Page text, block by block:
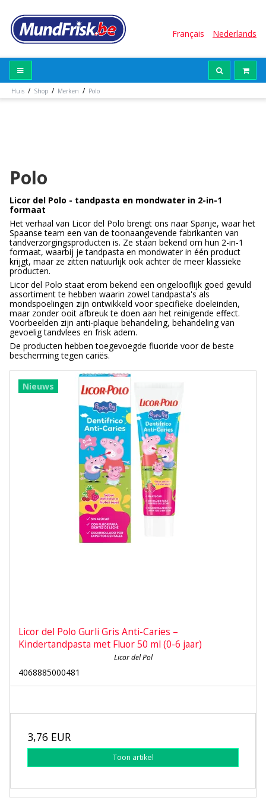
Français Nederlands
Huis / Shop / Merken / Polo
Polo
Licor del Polo - tandpasta en mondwater in 2-in-1
formaat
Het verhaal van Licor del Polo brengt ons naar Spanje, waar het
Spaanse team een van de toonaangevende fabrikanten van
tandverzorgingsproducten is. Ze staan bekend om hun 2-in-1
formaat, waarbij je tandpasta en mondwater in één product
krijgt, maar ze zitten natuurlijk ook achter de meer klassieke
producten.
Licor del Polo staat erom bekend een ongelooflijk goed gevuld
assortiment te hebben waarin zowel tandpasta's als
mondspoelingen zijn ontwikkeld voor specifieke doeleinden,
maar zonder ooit afbreuk te doen aan het reinigende effect.
Voorbeelden zijn anti-plaque behandeling, behandeling van
gevoelig tandvlees en frisk adem.
De producten hebben toegevoegde fluoride voor de beste
bescherming tegen cariës.
Nieuws
Licor del Polo Gurli Gris Anti-Caries –
Kindertandpasta met Fluor 50 ml (0-6 jaar)
Licor del Pol
4068885000481
3,76 EUR
Toon artikel